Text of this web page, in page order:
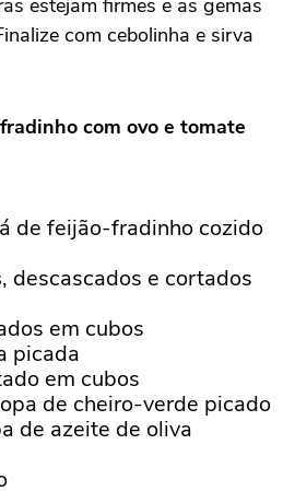
com cebolinha e sirva
com ovo e tomate
de feijão-fradinho cozido
, descascados e cortados
em cubos
picada
em cubos
de cheiro-verde picado
de azeite de oliva